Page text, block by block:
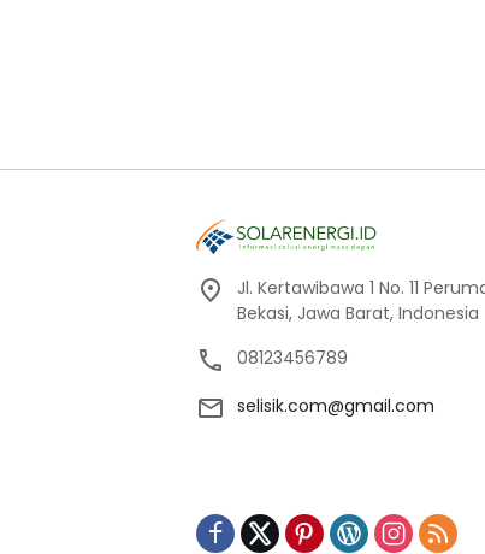
Jl. Kertawibawa 1 No. 11
Bekasi, Jawa Barat, Indonesia
08123456789
selisik.com@gmail.com